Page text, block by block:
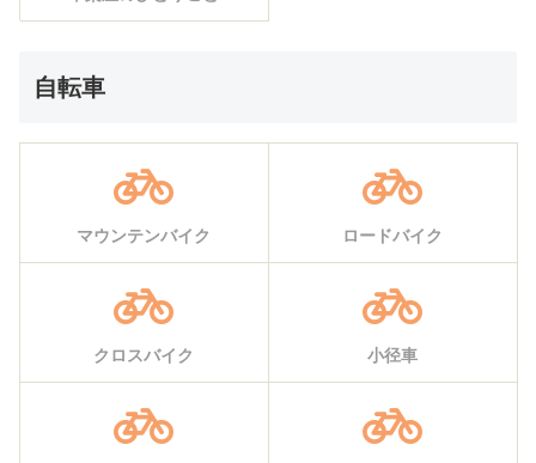
自転車
マウンテンバイク ロードバイク
クロスバイク 小径車